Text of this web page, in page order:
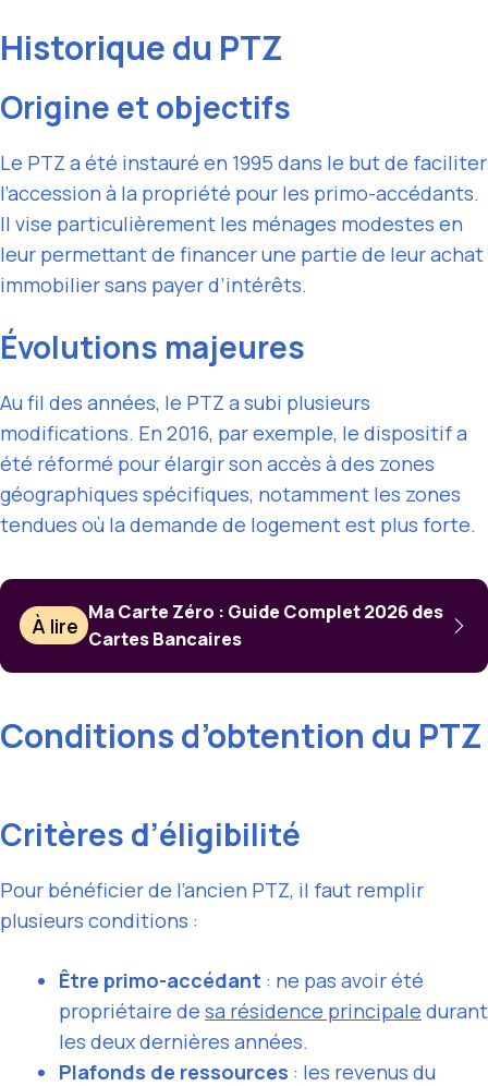
Historique du PTZ
Origine et objectifs
Le PTZ a été instauré en 1995 dans le but de faciliter
l’accession à la propriété pour les primo-accédants.
Il vise particulièrement les ménages modestes en
leur permettant de financer une partie de leur achat
immobilier sans payer d’intérêts.
Évolutions majeures
Au fil des années, le PTZ a subi plusieurs
modifications. En 2016, par exemple, le dispositif a
été réformé pour élargir son accès à des zones
géographiques spécifiques, notamment les zones
tendues où la demande de logement est plus forte.
À lire
Ma Carte Zéro : Guide Complet 2026 des
Cartes Bancaires
Conditions d’obtention du PTZ
Critères d’éligibilité
Pour bénéficier de l’ancien PTZ, il faut remplir
plusieurs conditions :
Être primo-accédant : ne pas avoir été
propriétaire de sa résidence principale durant
les deux dernières années.
Plafonds de ressources : les revenus du